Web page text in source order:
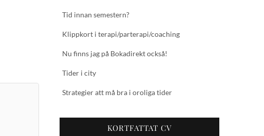
Tid innan semestern?
Klippkort i terapi/parterapi/coaching
Nu finns jag på Bokadirekt också!
Tider i city
Strategier att må bra i oroliga tider
KORTFATTAT CV